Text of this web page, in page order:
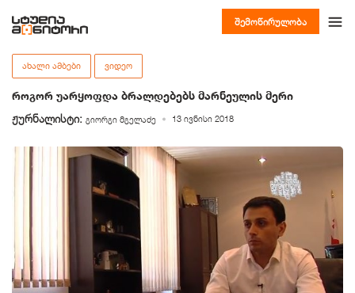
შემოწირულობა
ᲐᲮᲐᲚᲘ ᲐᲛᲑᲔᲑᲘ ᲕᲘᲓᲔᲝ
როგორ უარყოფდა ბრალდებებს მარნეულის მერი
ჟურნალისტი: გიორგი მგელაძე 13 ივნისი 2018